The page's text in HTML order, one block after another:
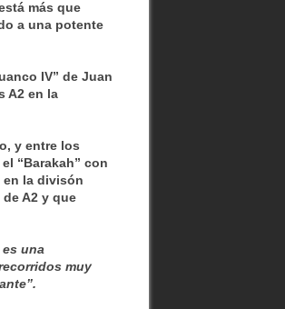
más que
a una potente
IV” de Juan
A2 en la
y entre los
“Barakah” con
en la divisón
A2 y que
es una
muy